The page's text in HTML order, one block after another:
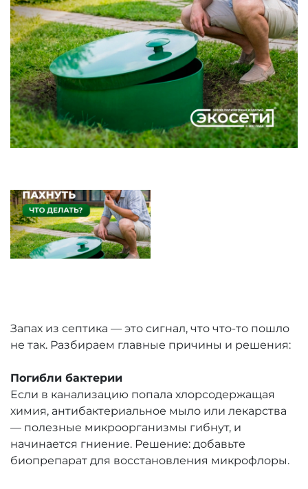
Запах из септика — это сигнал, что что-то пошло
не так. Разбираем главные причины и решения:
Погибли бактерии
Если в канализацию попала хлорсодержащая
химия, антибактериальное мыло или лекарства
— полезные микроорганизмы гибнут, и
начинается гниение. Решение: добавьте
биопрепарат для восстановления микрофлоры.